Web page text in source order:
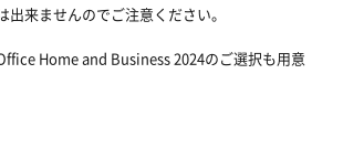
来ませんのでご注意ください。
Home and Business 2024のご選択も用意